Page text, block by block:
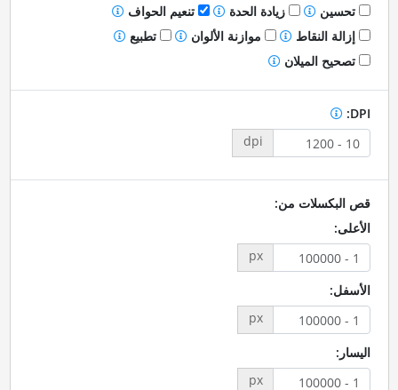
تحسين زيادة الحدة
تنعيم الحواف
إزالة النقاط
موازنة الألوان
تطبيع
تصحيح الميلان
DPI:
dpi
قص البكسلات من:
الأعلى:
px
الأسفل:
px
اليسار:
px